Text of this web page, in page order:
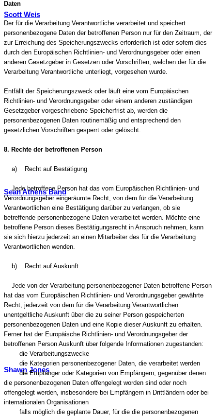
Scott Weis
Sean Athens Band
Shawn Jones
Daten
Der für die Verarbeitung Verantwortliche verarbeitet und speichert
personenbezogene Daten der betroffenen Person nur für den Zeitraum, der
zur Erreichung des Speicherungszwecks erforderlich ist oder sofern dies
durch den Europäischen Richtlinien- und Verordnungsgeber oder einen
anderen Gesetzgeber in Gesetzen oder Vorschriften, welchen der für die
Verarbeitung Verantwortliche unterliegt, vorgesehen wurde.
Entfällt der Speicherungszweck oder läuft eine vom Europäischen
Richtlinien- und Verordnungsgeber oder einem anderen zuständigen
Gesetzgeber vorgeschriebene Speicherfrist ab, werden die
personenbezogenen Daten routinemäßig und entsprechend den
gesetzlichen Vorschriften gesperrt oder gelöscht.
8. Rechte der betroffenen Person
a) Recht auf Bestätigung
Jede betroffene Person hat das vom Europäischen Richtlinien- und
Verordnungsgeber eingeräumte Recht, von dem für die Verarbeitung
Verantwortlichen eine Bestätigung darüber zu verlangen, ob sie
betreffende personenbezogene Daten verarbeitet werden. Möchte eine
betroffene Person dieses Bestätigungsrecht in Anspruch nehmen, kann
sie sich hierzu jederzeit an einen Mitarbeiter des für die Verarbeitung
Verantwortlichen wenden.
b) Recht auf Auskunft
Jede von der Verarbeitung personenbezogener Daten betroffene Person
hat das vom Europäischen Richtlinien- und Verordnungsgeber gewährte
Recht, jederzeit von dem für die Verarbeitung Verantwortlichen
unentgeltliche Auskunft über die zu seiner Person gespeicherten
personenbezogenen Daten und eine Kopie dieser Auskunft zu erhalten.
Ferner hat der Europäische Richtlinien- und Verordnungsgeber der
betroffenen Person Auskunft über folgende Informationen zugestanden:
die Verarbeitungszwecke
die Kategorien personenbezogener Daten, die verarbeitet werden
die Empfänger oder Kategorien von Empfängern, gegenüber denen
die personenbezogenen Daten offengelegt worden sind oder noch
offengelegt werden, insbesondere bei Empfängern in Drittländern oder bei
internationalen Organisationen
falls möglich die geplante Dauer, für die die personenbezogenen